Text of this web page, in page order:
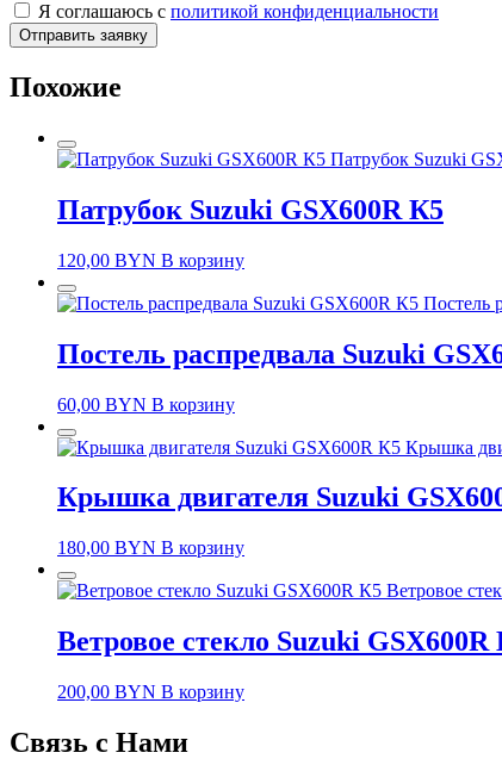
Я соглашаюсь с политикой конфиденциальности
Отправить заявку
Похожие
Патрубок Suzuki
Патрубок Suzuki GSX600R К5
120,00 BYN В корзину
Постель
Постель распредвала Suzuki
60,00 BYN В корзину
Крышка
Крышка двигателя Suzuki
180,00 BYN В корзину
Ветровое
Ветровое стекло Suzuki GSX600R
200,00 BYN В корзину
Связь с Нами